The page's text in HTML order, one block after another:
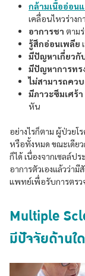
กล้ามเนื้ออ่อนแ
เคลื่อนไหวร่างก
อาการชา ตาม
รู้สึกอ่อนเพลีย
มีปัญหาเกี่ยวกั
มีปัญหาการทร
ไม่สามารถคว
มีภาวะซึมเศร้า
หัน
อย่างไรก็ตาม ผู้ป่วยโ
หรือทั้งหมด ขณะเดีย
ก็ได้ เนื่องจากเซลล์ป
อาการตัวเองแล้วว่า
แพทย์เพื่อรับการตรว
Multiple
มีปัจจัยด้านใ